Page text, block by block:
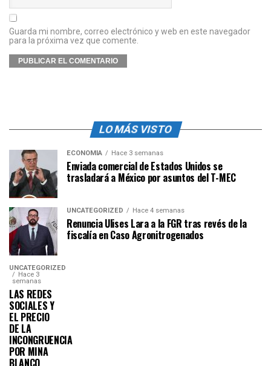
Guarda mi nombre, correo electrónico y web en este navegador
para la próxima vez que comente.
LO MÁS VISTO
ECONOMÍA Hace 3 semanas
Enviada comercial de Estados Unidos se
trasladará a México por asuntos del T-MEC
UNCATEGORIZED Hace 4 semanas
Renuncia Ulises Lara a la FGR tras revés de la
fiscalía en Caso Agronitrogenados
UNCATEGORIZED
Hace 3
semanas
LAS REDES
SOCIALES Y
EL PRECIO
DE LA
INCONGRUENCIA
POR MINA